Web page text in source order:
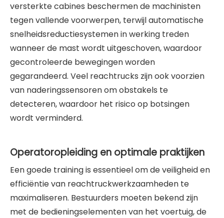
versterkte cabines beschermen de machinisten
tegen vallende voorwerpen, terwijl automatische
snelheidsreductiesystemen in werking treden
wanneer de mast wordt uitgeschoven, waardoor
gecontroleerde bewegingen worden
gegarandeerd. Veel reachtrucks zijn ook voorzien
van naderingssensoren om obstakels te
detecteren, waardoor het risico op botsingen
wordt verminderd.
Operatoropleiding en optimale praktijken
Een goede training is essentieel om de veiligheid en
efficiëntie van reachtruckwerkzaamheden te
maximaliseren. Bestuurders moeten bekend zijn
met de bedieningselementen van het voertuig, de